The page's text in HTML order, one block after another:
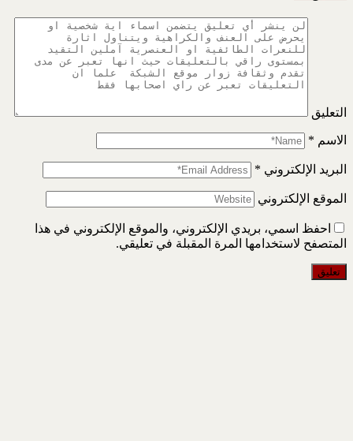
التعليق
الاسم *
البريد الإلكتروني *
الموقع الإلكتروني
احفظ اسمي، بريدي الإلكتروني، والموقع الإلكتروني في هذا
المتصفح لاستخدامها المرة المقبلة في تعليقي.